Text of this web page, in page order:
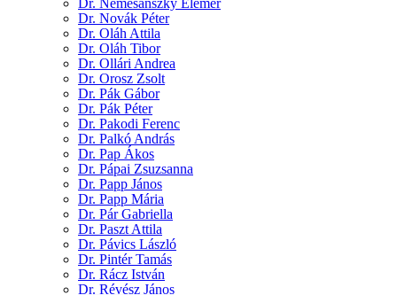
Dr. Nemesánszky Elemér
Dr. Novák Péter
Dr. Oláh Attila
Dr. Oláh Tibor
Dr. Ollári Andrea
Dr. Orosz Zsolt
Dr. Pák Gábor
Dr. Pák Péter
Dr. Pakodi Ferenc
Dr. Palkó András
Dr. Pap Ákos
Dr. Pápai Zsuzsanna
Dr. Papp János
Dr. Papp Mária
Dr. Pár Gabriella
Dr. Paszt Attila
Dr. Pávics László
Dr. Pintér Tamás
Dr. Rácz István
Dr. Révész János